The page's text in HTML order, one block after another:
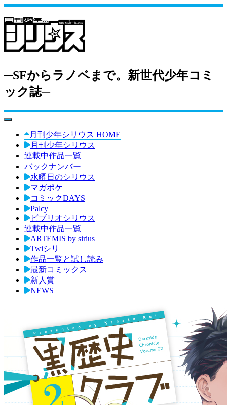
─SFからラノベまで。新世代少年コミ
ック誌─
toggle navigation
月刊少年シリウス HOME
月刊少年シリウス
連載中作品一覧
バックナンバー
水曜日のシリウス
マガポケ
コミックDAYS
Palcy
ビブリオシリウス
連載中作品一覧
ARTEMIS by sirius
Twiシリ
作品一覧と試し読み
最新コミックス
新人賞
NEWS